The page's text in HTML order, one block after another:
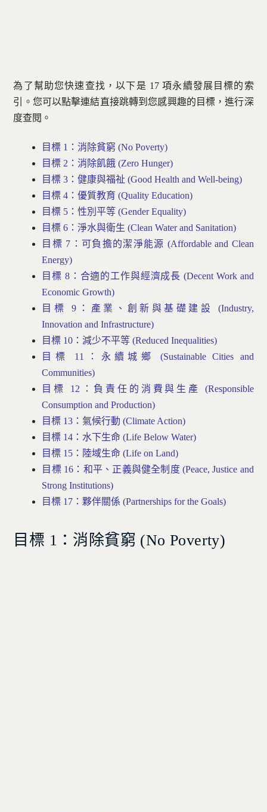
為了幫助您快速查找，以下是 17 項永續發展目標的索
引。您可以點擊連結直接跳轉到您感興趣的目標，進行深
度查閱。
目標 1：消除貧窮 (No Poverty)
目標 2：消除飢餓 (Zero Hunger)
目標 3：健康與福祉 (Good Health and Well-being)
目標 4：優質教育 (Quality Education)
目標 5：性別平等 (Gender Equality)
目標 6：淨水與衛生 (Clean Water and Sanitation)
目標 7：可負擔的潔淨能源 (Affordable and Clean
Energy)
目標 8：合適的工作與經濟成長 (Decent Work and
Economic Growth)
目標 9：產業、創新與基礎建設 (Industry,
Innovation and Infrastructure)
目標 10：減少不平等 (Reduced Inequalities)
目標 11：永續城鄉 (Sustainable Cities and
Communities)
目標 12：負責任的消費與生產 (Responsible
Consumption and Production)
目標 13：氣候行動 (Climate Action)
目標 14：水下生命 (Life Below Water)
目標 15：陸域生命 (Life on Land)
目標 16：和平、正義與健全制度 (Peace, Justice and
Strong Institutions)
目標 17：夥伴關係 (Partnerships for the Goals)
目標 1：消除貧窮 (No Poverty)